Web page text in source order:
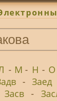
- М - Н - О
- Заед
Засв -